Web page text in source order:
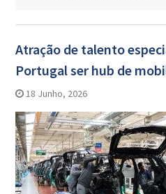
Atração de talento
Portugal ser hub de
18 Junho, 2026